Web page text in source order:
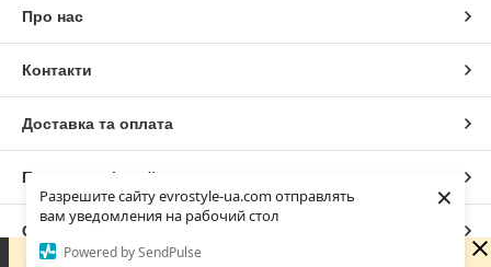
Разрешите сайту evrostyle-ua.com отправлять
вам уведомления на рабочий стол
Powered by SendPulse
×
Про нас
Контакти
Доставка та оплата
Повна версія сайту
Сайт створено на маркетплейсі
Шановні покупці! Ми працюємо виключно онлайн —